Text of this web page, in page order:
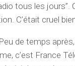
tous les jours”.
C’était cruel
de temps
c’est France